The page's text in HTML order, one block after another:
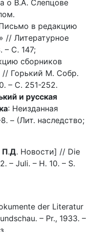
о В.А. Слепцове
в редакцию
// Литературное
– С. 147;
сборников
// Горький М. Собр.
– С. 251-252.
и русская
: Неизданная
– (Лит. наследство;
П.Д. Новости] // Die
– Juli. – H. 10. – S.
der Literatur
– Pr., 1933. –